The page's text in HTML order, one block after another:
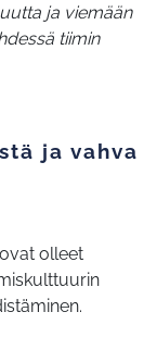
ja viemään
tiimin
ja vahva
olleet